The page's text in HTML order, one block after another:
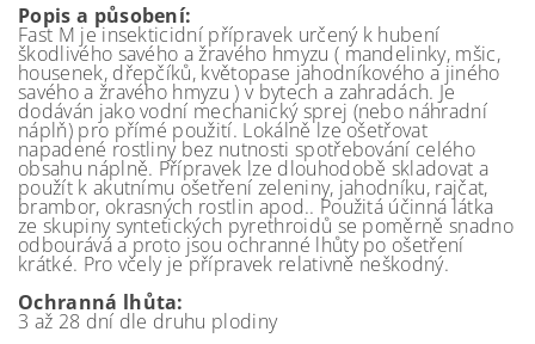
Popis a působení:
Fast M je insekticidní přípravek určený k hubení
škodlivého savého a žravého hmyzu ( mandelinky, mšic,
housenek, dřepčíků, květopase jahodníkového a jiného
savého a žravého hmyzu ) v bytech a zahradách. Je
dodáván jako vodní mechanický sprej (nebo náhradní
náplň) pro přímé použití. Lokálně lze ošetřovat
napadené rostliny bez nutnosti spotřebování celého
obsahu náplně. Přípravek lze dlouhodobě skladovat a
použít k akutnímu ošetření zeleniny, jahodníku, rajčat,
brambor, okrasných rostlin apod.. Použitá účinná látka
ze skupiny syntetických pyrethroidů se poměrně snadno
odbourává a proto jsou ochranné lhůty po ošetření
krátké. Pro včely je přípravek relativně neškodný.
Ochranná lhůta:
3 až 28 dní dle druhu plodiny